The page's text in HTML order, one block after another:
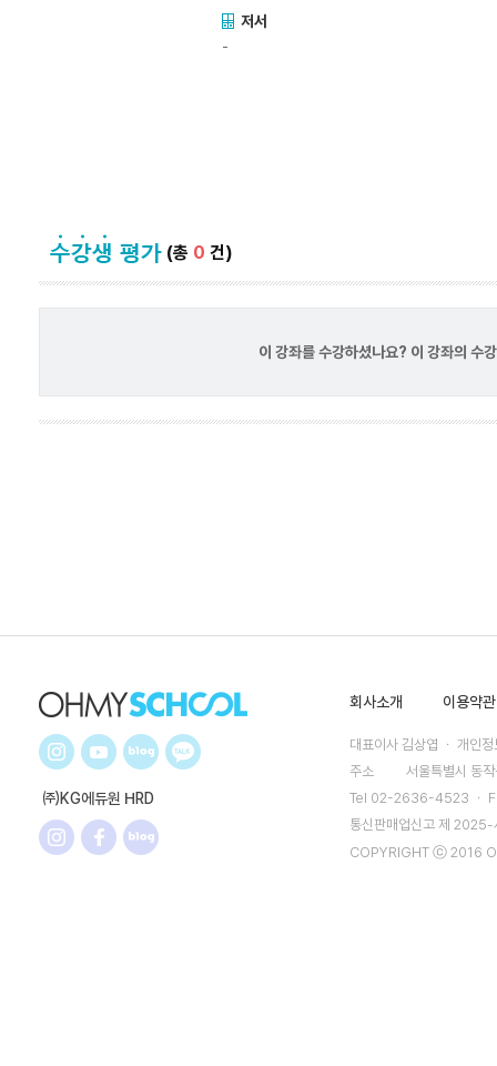
저서
-
(총 0 건)
이 강좌를 수강하셨나요? 이 강좌의 수
㈜KG에듀원 HRD
회사소개 이용약관
대표이사 김상엽 ㆍ 개인
주소
서울특별시 동
Tel 02-2636-4523 ㆍ
통신판매업신고 제
COPYRIGHT ⓒ 2016